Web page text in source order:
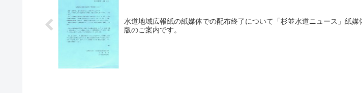
水道地域広報紙の紙媒体での配布終了について「杉並水道ニュース」紙媒
版のご案内です。